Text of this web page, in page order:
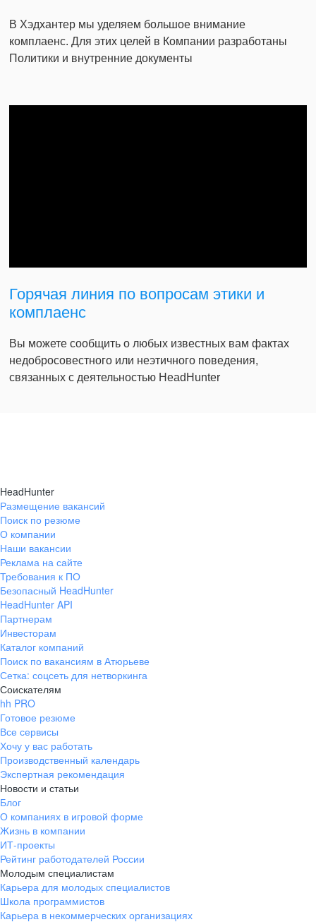
В Хэдхантер мы уделяем большое внимание
комплаенс. Для этих целей в Компании разработаны
Политики и внутренние документы
Горячая линия по вопросам этики и
комплаенс
Вы можете сообщить о любых известных вам фактах
недобросовестного или неэтичного поведения,
связанных с деятельностью HeadHunter
HeadHunter
Размещение вакансий
Поиск по резюме
О компании
Наши вакансии
Реклама на сайте
Требования к ПО
Безопасный HeadHunter
HeadHunter API
Партнерам
Инвесторам
Каталог компаний
Поиск по вакансиям в Атюрьеве
Сетка: соцсеть для нетворкинга
Соискателям
hh PRO
Готовое резюме
Все сервисы
Хочу у вас работать
Производственный календарь
Экспертная рекомендация
Новости и статьи
Блог
О компаниях в игровой форме
Жизнь в компании
ИТ-проекты
Рейтинг работодателей России
Молодым специалистам
Карьера для молодых специалистов
Школа программистов
Карьера в некоммерческих организациях